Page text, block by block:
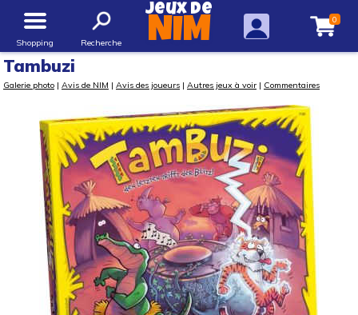
Shopping Recherche
Jeux de
NIM 0
Tambuzi
Galerie photo | Avis de NIM | Avis des joueurs | Autres jeux à voir | Commentaires